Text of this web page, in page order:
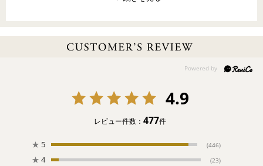
～森の仲間たちの人気者～
だけど、ニコニコ笑顔の魔法で、みんなを元気にする天才！オー
あ、今日も楽しい一日の始まりです。
けすることができません。
お一人様1点まで
4.9
レビュー件数： 477件
★ 5 (446)
★ 4 (23)